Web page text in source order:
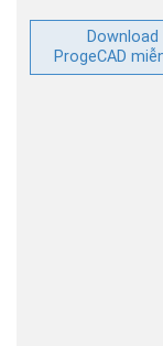
Download
ProgeCAD